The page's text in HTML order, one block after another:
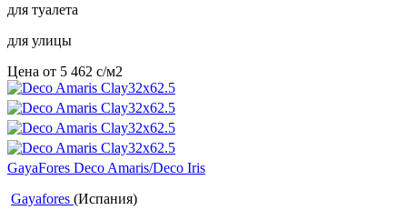
для туалета
для улицы
Цена от 5 462 c/м2
GayaFores Deco Amaris/Deco Iris
Gayafores (Испания)